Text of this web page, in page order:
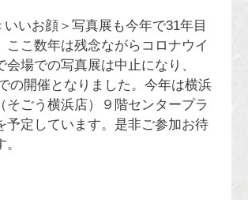
いいお顔＞写真展も今年で31年目
ここ数年は残念ながらコロナウイ
会場での写真展は中止になり、
の開催となりました。今年は横浜
そごう横浜店）９階センタープラ
予定しています。是非ご参加お待